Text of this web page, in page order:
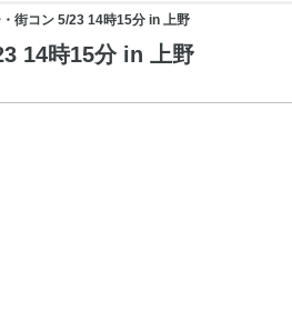
街コン 5/23 14時15分 in 上野
14時15分 in 上野